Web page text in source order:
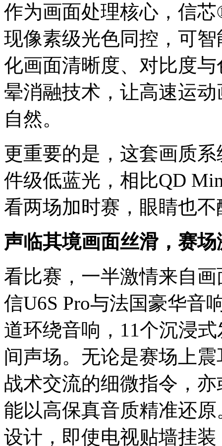
作为画面处理核心，信
现像素级光色同控，可
化画面清晰度、对比度
晕消融技术，让高速运
自然。
更重要的是，这套画质
件级低蓝光，相比QD
看两场加时赛，眼睛也
声临其境画面丝滑，赛
看比赛，一半激情来自
信U6S Pro与法国豪华音
道环绕音响，11个沉浸
间声场。无论是赛场上
战术交流的细微指令，
能以高保真音质精准还
设计，即使电视贴墙挂